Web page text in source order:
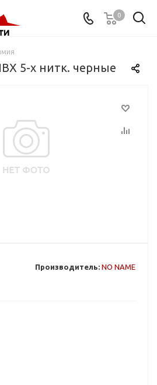
0
5-х нитк. черные
Производитель: NO NAME